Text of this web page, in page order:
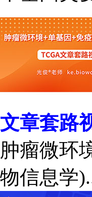
文章套路
肿瘤微环
物信息学